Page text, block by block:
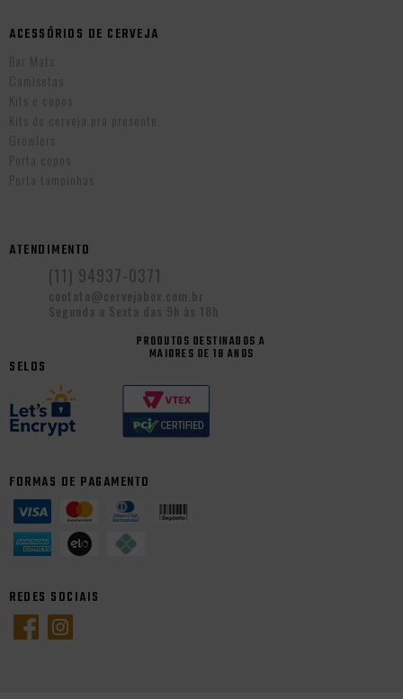
ACESSÓRIOS DE CERVEJA
Bar Mats
Camisetas
Kits e copos
Kits de cerveja pra presente
Growlers
Porta copos
Porta tampinhas
ATENDIMENTO
(11) 94937-0371
contato@cervejabox.com.br
Segunda a Sexta das 9h às 18h
PRODUTOS DESTINADOS A
MAIORES DE 18 ANOS
SELOS
FORMAS DE PAGAMENTO
REDES SOCIAIS